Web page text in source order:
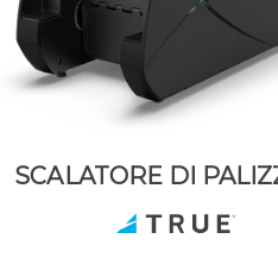
SCALATORE DI